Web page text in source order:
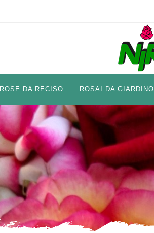
ROSE DA RECISO ROSAI DA GIARDINO